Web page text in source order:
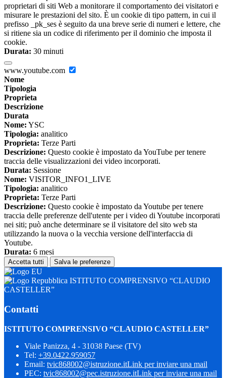
proprietari di siti Web a monitorare il comportamento dei visitatori e
misurare le prestazioni del sito. È un cookie di tipo pattern, in cui il
prefisso _pk_ses è seguito da una breve serie di numeri e lettere, che
si ritiene sia un codice di riferimento per il dominio che imposta il
cookie.
Durata: 30 minuti
www.youtube.com
Nome
Tipologia
Proprieta
Descrizione
Durata
Nome: YSC
Tipologia: analitico
Proprieta: Terze Parti
Descrizione: Questo cookie è impostato da YouTube per tenere
traccia delle visualizzazioni dei video incorporati.
Durata: Sessione
Nome: VISITOR_INFO1_LIVE
Tipologia: analitico
Proprieta: Terze Parti
Descrizione: Questo cookie è impostato da Youtube per tenere
traccia delle preferenze dell'utente per i video di Youtube incorporati
nei siti; può anche determinare se il visitatore del sito web sta
utilizzando la nuova o la vecchia versione dell'interfaccia di
Youtube.
Durata: 6 mesi
Accetta tutti Salva le preferenze
ISTITUTO COMPRENSIVO “CLAUDIO
CASTELLER”
Contatti
ISTITUTO COMPRENSIVO “CLAUDIO CASTELLER”
Viale Panizza, 4 - 31038 Paese (TV)
Tel: +39.0422.959057
Email: tvic868002@istruzione.itLink per inviare una mail
PEC: tvic868002@pec.istruzione.itLink per inviare una mail